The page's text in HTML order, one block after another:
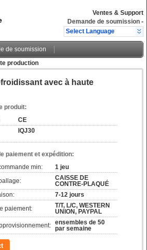
Ventes & Support
Demande de soumission -
Select Language
de soumission
production
avec à haute
produit:
CE
lQJ30
paiement et expédition:
min:
1 jeu
CAISSE DE
CONTRE-PLAQUÉ
7-12 jours
paiement:
T/T, L/C, WESTERN
UNION, PAYPAL
ensembles de 50
par semaine